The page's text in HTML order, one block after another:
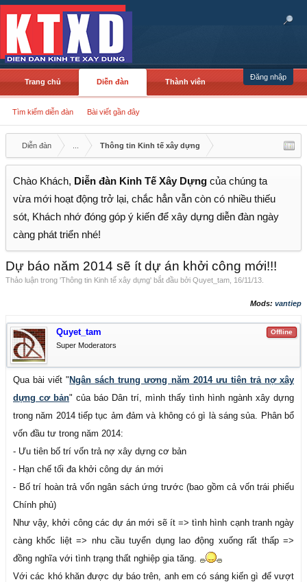
Đăng nhập
Trang chủ Diễn đàn
Tìm kiếm diễn đàn Bài viết gần đây
Thành viên
Diễn đàn Thông tin Kinh tế xây dựng
Chào Khách, Diễn đàn Kinh Tế Xây Dựng của chúng ta
vừa mới hoạt động trở lại, chắc hẳn vẫn còn có nhiều thiếu
sót, Khách nhớ đóng góp ý kiến để xây dựng diễn đàn ngày
càng phát triển nhé!
Dự báo năm 2014 sẽ ít dự án khởi công mới!!!
Thảo luận trong 'Thông tin Kinh tế xây dựng' bắt đầu bởi Quyet_tam 16/11/13
Mods: vantiep
Offline
Quyet_tam
Super Moderators
Qua bài viết " Ngân sách trung ương năm 2014 ưu tiên trả nợ xây
dựng cơ bản" của báo Dân trí, mình thấy tình hình ngành xây dựng
trong năm 2014 tiếp tục ảm đảm và không có gì là sáng sủa. Phân bổ
vốn đầu tư trong năm 2014:
- Ưu tiên bố trí vốn trả nợ xây dựng cơ bản
- Hạn chế tối đa khởi công dự án mới
- Bố trí hoàn trả vốn ngân sách ứng trước (bao gồm cả vốn trái phiếu
Chính phủ)
Như vậy, khởi công các dự án mới sẽ ít => tình hình cạnh tranh ngày
càng khốc liệt => nhu cầu tuyển dụng lao động xuống rất thấp =>
đồng nghĩa với tình trạng thất nghiệp gia tăng.
Với các khó khăn được dự báo trên, anh em có sáng kiến gì để vượt